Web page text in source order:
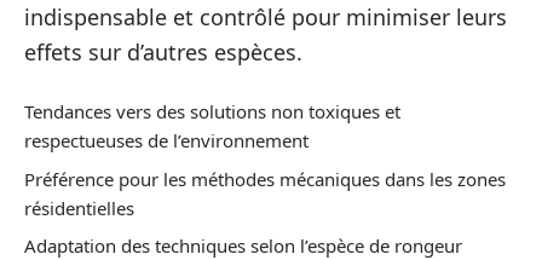
indispensable et contrôlé pour minimiser leurs
effets sur d’autres espèces.
Tendances vers des solutions non toxiques et
respectueuses de l’environnement
Préférence pour les méthodes mécaniques dans les zones
résidentielles
Adaptation des techniques selon l’espèce de rongeur